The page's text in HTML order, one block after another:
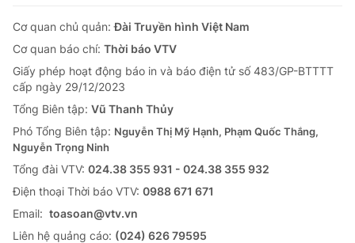
Cơ quan chủ quản:Đài Truyền hình Việt Nam
Cơ quan báo chí: Thời báo VTV
Giấy phép hoạt động báo in và báo điện tử số 483/GP-BTTTT
cấp ngày 29/12/2023
Tổng Biên tập: Vũ Thanh Thủy
Phó Tổng Biên tập: Nguyễn Thị Mỹ Hạnh, Phạm Quốc Thắng,
Nguyễn Trọng Ninh
Tổng đài VTV: 024.38 355 931 - 024.38 355 932
Ðiện thoại Thời báo VTV: 0988 671 671
Email: toasoan@vtv.vn
Liên hệ quảng cáo: (024) 626 79595